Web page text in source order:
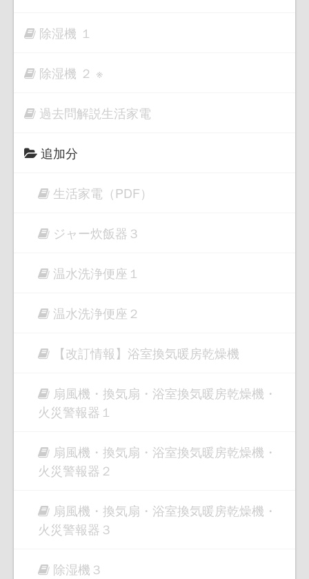
除湿機 １
除湿機 ２ ※
過去問解説生活家電
追加分
生活家電（PDF）
ジャー炊飯器３
温水洗浄便座１
温水洗浄便座２
【改訂情報】浴室換気暖房乾燥機
扇風機・換気扇・浴室換気暖房乾燥機・
火災警報器１
扇風機・換気扇・浴室換気暖房乾燥機・
火災警報器２
扇風機・換気扇・浴室換気暖房乾燥機・
火災警報器３
除湿機３